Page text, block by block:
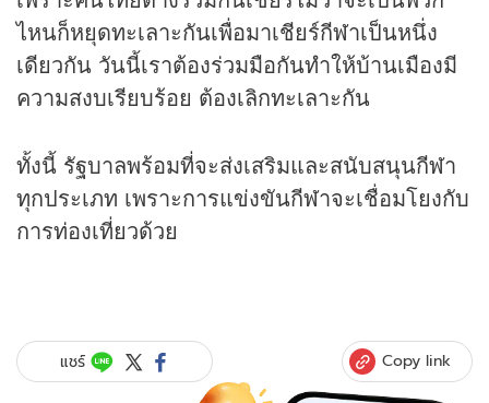
ไหนก็หยุดทะเลาะกันเพื่อมาเชียร์กีฬาเป็นหนึ่ง
เดียวกัน วันนี้เราต้องร่วมมือกันทำให้บ้านเมืองมี
ความสงบเรียบร้อย ต้องเลิกทะเลาะกัน
ทั้งนี้ รัฐบาลพร้อมที่จะส่งเสริมและสนับสนุนกีฬา
ทุกประเภท เพราะการแข่งขันกีฬาจะเชื่อมโยงกับ
การท่องเที่ยวด้วย
แชร์ Copy link